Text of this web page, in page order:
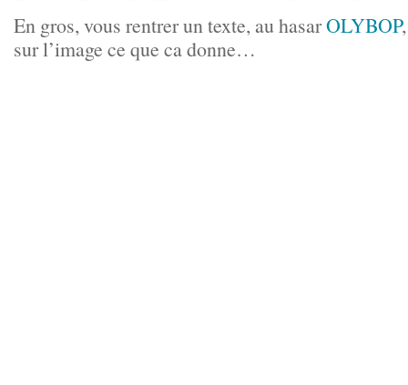
En gros, vous rentrer un texte, au hasarOLYBOP
sur l’image ce que ca donne…